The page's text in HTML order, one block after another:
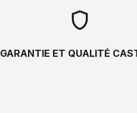
shield
GARANTIE ET QUALITÉ